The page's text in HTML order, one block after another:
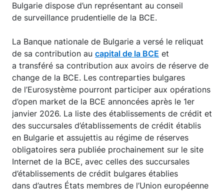
Bulgarie dispose d’un représentant au conseil
de surveillance prudentielle de la BCE.
La Banque nationale de Bulgarie a versé le reliquat
de sa contribution au capital de la BCE et
a transféré sa contribution aux avoirs de réserve de
change de la BCE. Les contreparties bulgares
de l’Eurosystème pourront participer aux opérations
d’open market de la BCE annoncées après le 1er
janvier 2026. La liste des établissements de crédit et
des succursales d’établissements de crédit établis
en Bulgarie et assujettis au régime de réserves
obligatoires sera publiée prochainement sur le site
Internet de la BCE, avec celles des succursales
d’établissements de crédit bulgares établies
dans d’autres États membres de l’Union européenne